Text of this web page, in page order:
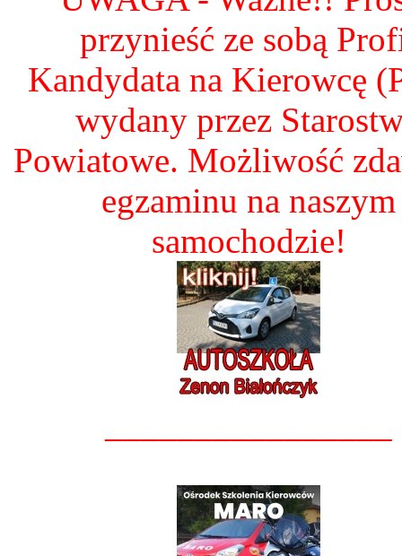
przynieść ze sobą
Kandydata na Kierowcę
wydany przez
Powiatowe. Możliwość
egzaminu na naszym
samochodzie!